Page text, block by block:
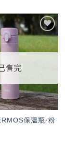
加入
望輕
售完
保溫瓶-粉